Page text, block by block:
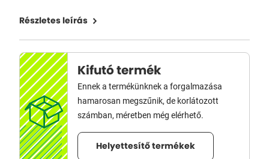
Részletes leírás
Kifutó termék
Ennek a termékünknek a forgalmazása
hamarosan megszűnik, de korlátozott
számban, méretben még elérhető.
Helyettesítő termékek